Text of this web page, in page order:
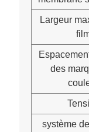
Largeur
des
système